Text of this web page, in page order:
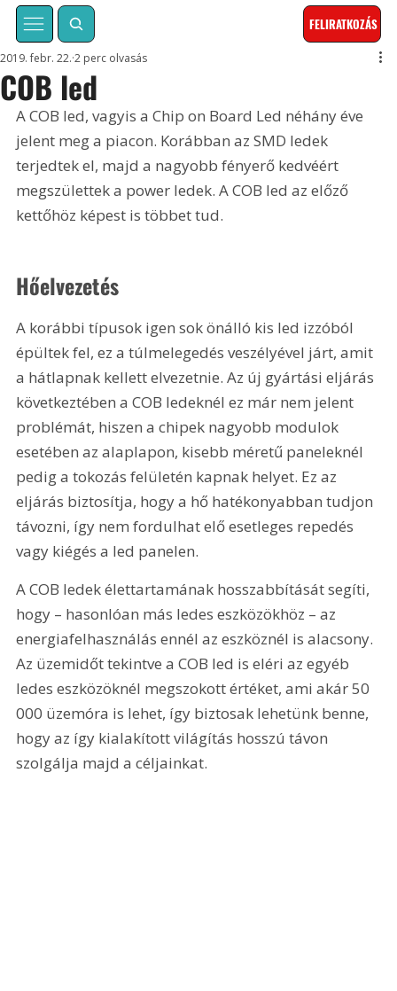
FELIRATKOZÁS
COB led
2019. febr. 22. 2 perc olvasás
A COB led, vagyis a Chip on Board Led néhány éve
jelent meg a piacon. Korábban az SMD ledek
terjedtek el, majd a nagyobb fényerő kedvéért
megszülettek a power ledek. A COB led az előző
kettőhöz képest is többet tud.
Hőelvezetés
A korábbi típusok igen sok önálló kis led izzóból
épültek fel, ez a túlmelegedés veszélyével járt, amit
a hátlapnak kellett elvezetnie. Az új gyártási eljárás
következtében a COB ledeknél ez már nem jelent
problémát, hiszen a chipek nagyobb modulok
esetében az alaplapon, kisebb méretű paneleknél
pedig a tokozás felületén kapnak helyet. Ez az
eljárás biztosítja, hogy a hő hatékonyabban tudjon
távozni, így nem fordulhat elő esetleges repedés
vagy kiégés a led panelen.
A COB ledek élettartamának hosszabbítását segíti,
hogy – hasonlóan más ledes eszközökhöz – az
energiafelhasználás ennél az eszköznél is alacsony.
Az üzemidőt tekintve a COB led is eléri az egyéb
ledes eszközöknél megszokott értéket, ami akár 50
000 üzemóra is lehet, így biztosak lehetünk benne,
hogy az így kialakított világítás hosszú távon
szolgálja majd a céljainkat.